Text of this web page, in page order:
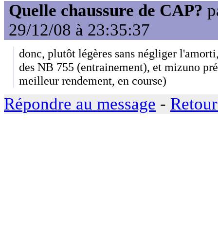
Quelle chaussure de CAP?
29/12/08 à 23:35:37
donc, plutôt légères sans négliger
des NB 755 (entrainement), et mizuno
meilleur rendement, en course)
Répondre au message -